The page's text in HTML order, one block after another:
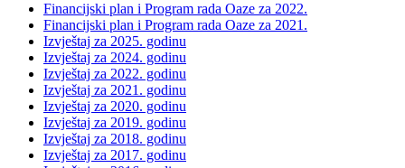
Financijski plan i Program rada Oaze za 2022.
Financijski plan i Program rada Oaze za 2021.
Izvještaj za 2025. godinu
Izvještaj za 2024. godinu
Izvještaj za 2022. godinu
Izvještaj za 2021. godinu
Izvještaj za 2020. godinu
Izvještaj za 2019. godinu
Izvještaj za 2018. godinu
Izvještaj za 2017. godinu